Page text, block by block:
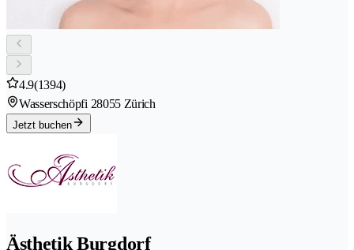
4.9(1394)
Wasserschöpfi 28055 Zürich
Jetzt buchen
Ästhetik Burgdorf